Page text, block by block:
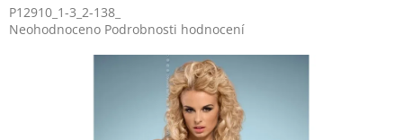
P12910_1-3_2-138_
Průměrné
Neohodnoceno Podrobnosti hodnocení